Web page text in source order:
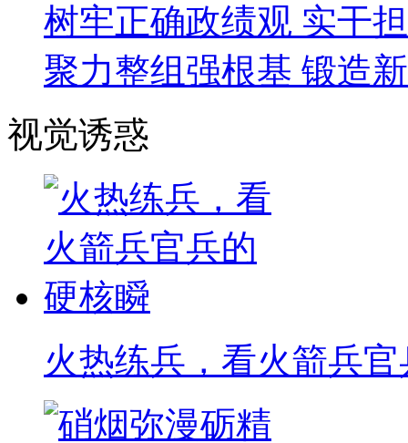
树牢正确政绩观 实干
聚力整组强根基 锻造
视觉诱惑
火热练兵，看火箭兵